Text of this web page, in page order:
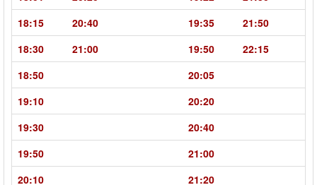
18:15
20:40 19:35
21:50
18:30
21:00 19:50
22:15
18:50
20:05
19:10
20:20
19:30
20:40
19:50
21:00
20:10
21:20